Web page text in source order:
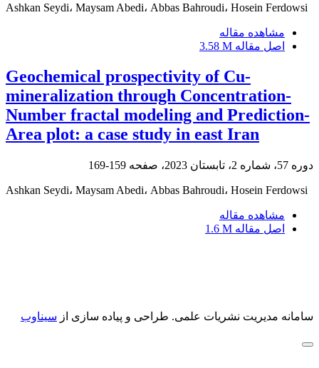
Ashkan Seydi، Maysam Abedi، Abbas Bahroudi، Hosein Ferdowsi
مشاهده مقاله
اصل مقاله 3.58 M
Geochemical prospectivity of Cu-
mineralization through Concentration-
Number fractal modeling and Prediction-
Area plot: a case study in east Iran
دوره 57، شماره 2، تابستان 2023، صفحه 159-169
Ashkan Seydi، Maysam Abedi، Abbas Bahroudi، Hosein Ferdowsi
مشاهده مقاله
اصل مقاله 1.6 M
سامانه مدیریت نشریات علمی. طراحی و پیاده سازی از سیناوب